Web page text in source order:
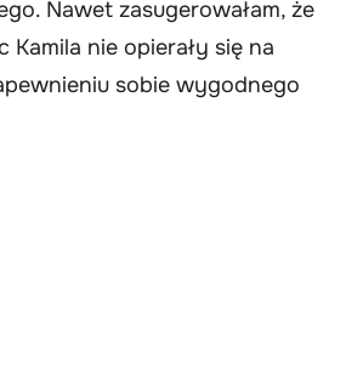
Nawet zasugerowałam, że
nie opierały się na
sobie wygodnego